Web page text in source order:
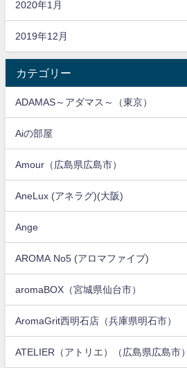
2020年1月
2019年12月
カテゴリー
ADAMAS～アダマス～（東京）
Aiの部屋
Amour（広島県広島市）
AneLux (アネラグ)(大阪)
Ange
AROMA No5 (アロマファイブ)
aromaBOX（宮城県仙台市）
AromaGrit西明石店（兵庫県明石市）
ATELIER（アトリエ）（広島県広島市）